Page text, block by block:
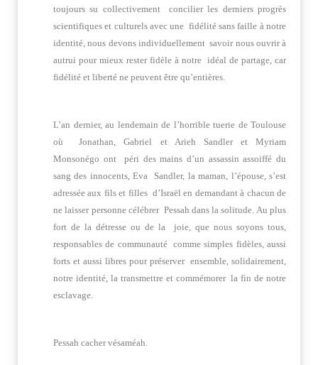
toujours su collectivement concilier les derniers progrès
scientifiques et culturels avec une fidélité sans faille à notre
identité, nous devons individuellement savoir nous ouvrir à
autrui pour mieux rester fidèle à notre idéal de partage, car
fidélité et liberté ne peuvent être qu’entières.
L’an dernier, au lendemain de l’horrible tuerie de Toulouse
où Jonathan, Gabriel et Arieh Sandler et Myriam
Monsonégo ont péri des mains d’un assassin assoiffé du
sang des innocents, Eva Sandler, la maman, l’épouse, s’est
adressée aux fils et filles d’Israël en demandant à chacun de
ne laisser personne célébrer Pessah dans la solitude. Au plus
fort de la détresse ou de la joie, que nous soyons tous,
responsables de communauté comme simples fidèles, aussi
forts et aussi libres pour préserver ensemble, solidairement,
notre identité, la transmettre et commémorer la fin de notre
esclavage.
Pessah cacher vésaméah.